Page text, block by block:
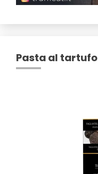
Pasta al tartufo